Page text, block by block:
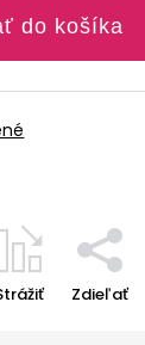
do košíka
Zdieľať